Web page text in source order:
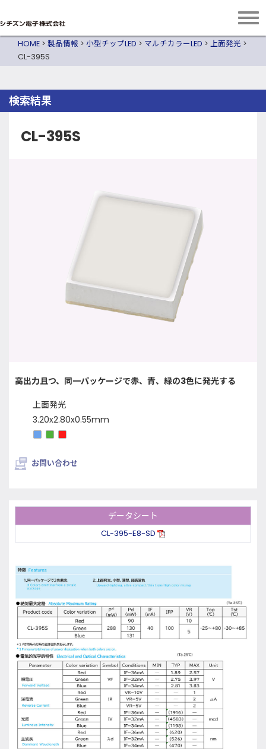
HOME > 製品情報 > 小型チップLED > マルチカラーLED > 上面発光 >
CL-395S
検索結果
CL-395S
高出力且つ、同一パッケージで赤、青、緑の3色に発光する
上面発光
3.20x2.80x0.55mm
お問い合わせ
データシート
CL-395-E8-SD